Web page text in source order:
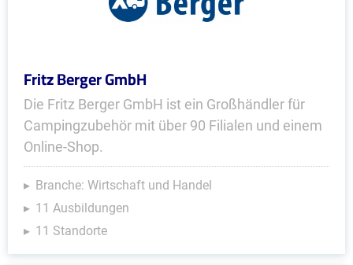
Fritz Berger GmbH
Die Fritz Berger GmbH ist ein Großhändler für
Campingzubehör mit über 90 Filialen und einem
Online-Shop.
Branche: Wirtschaft und Handel
11 Ausbildungen
11 Standorte